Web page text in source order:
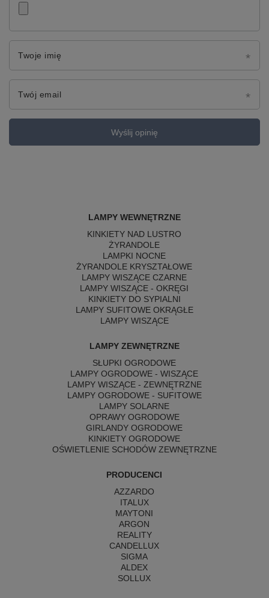
Twoje imię
Twój email
Wyślij opinię
LAMPY WEWNĘTRZNE
KINKIETY NAD LUSTRO
ŻYRANDOLE
LAMPKI NOCNE
ŻYRANDOLE KRYSZTAŁOWE
LAMPY WISZĄCE CZARNE
LAMPY WISZĄCE - OKRĘGI
KINKIETY DO SYPIALNI
LAMPY SUFITOWE OKRĄGŁE
LAMPY WISZĄCE
LAMPY ZEWNĘTRZNE
SŁUPKI OGRODOWE
LAMPY OGRODOWE - WISZĄCE
LAMPY WISZĄCE - ZEWNĘTRZNE
LAMPY OGRODOWE - SUFITOWE
LAMPY SOLARNE
OPRAWY OGRODOWE
GIRLANDY OGRODOWE
KINKIETY OGRODOWE
OŚWIETLENIE SCHODÓW ZEWNĘTRZNE
PRODUCENCI
AZZARDO
ITALUX
MAYTONI
ARGON
REALITY
CANDELLUX
SIGMA
ALDEX
SOLLUX